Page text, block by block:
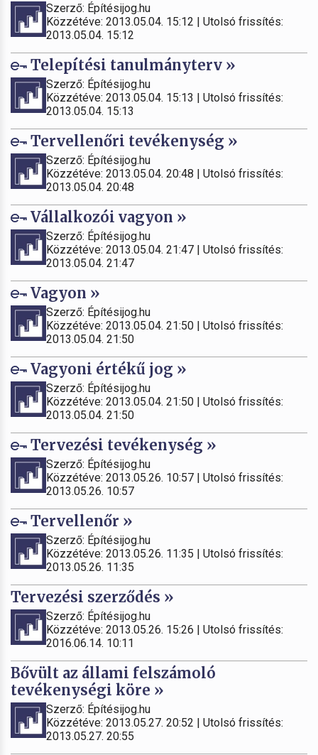
Szerző: Építésijog.hu
Közzétéve: 2013.05.04. 15:12 | Utolsó frissítés:
2013.05.04. 15:12
Telepítési tanulmányterv »
Szerző: Építésijog.hu
Közzétéve: 2013.05.04. 15:13 | Utolsó frissítés:
2013.05.04. 15:13
Tervellenőri tevékenység »
Szerző: Építésijog.hu
Közzétéve: 2013.05.04. 20:48 | Utolsó frissítés:
2013.05.04. 20:48
Vállalkozói vagyon »
Szerző: Építésijog.hu
Közzétéve: 2013.05.04. 21:47 | Utolsó frissítés:
2013.05.04. 21:47
Vagyon »
Szerző: Építésijog.hu
Közzétéve: 2013.05.04. 21:50 | Utolsó frissítés:
2013.05.04. 21:50
Vagyoni értékű jog »
Szerző: Építésijog.hu
Közzétéve: 2013.05.04. 21:50 | Utolsó frissítés:
2013.05.04. 21:50
Tervezési tevékenység »
Szerző: Építésijog.hu
Közzétéve: 2013.05.26. 10:57 | Utolsó frissítés:
2013.05.26. 10:57
Tervellenőr »
Szerző: Építésijog.hu
Közzétéve: 2013.05.26. 11:35 | Utolsó frissítés:
2013.05.26. 11:35
Tervezési szerződés »
Szerző: Építésijog.hu
Közzétéve: 2013.05.26. 15:26 | Utolsó frissítés:
2016.06.14. 10:11
Bővült az állami felszámoló
tevékenységi köre »
Szerző: Építésijog.hu
Közzétéve: 2013.05.27. 20:52 | Utolsó frissítés:
2013.05.27. 20:55